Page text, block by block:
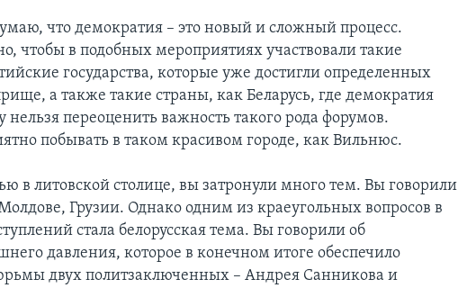
что демократия – это новый и сложный процесс.
чтобы в подобных мероприятиях участвовали такие
государства, которые уже достигли определенных
а также такие страны, как Беларусь, где демократия
нельзя переоценить важность такого рода форумов.
побывать в таком красивом городе, как Вильнюс.
в литовской столице, вы затронули много тем. Вы говорили
Грузии. Однако одним из краеугольных вопросов в
стала белорусская тема. Вы говорили об
давления, которое в конечном итоге обеспечило
двух политзаключенных – Андрея Санникова и